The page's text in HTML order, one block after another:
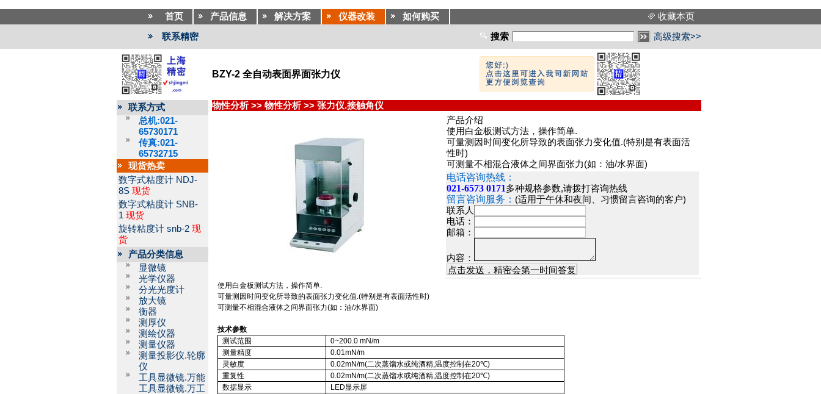
首页 产品信息 解决方案 仪器改装 如何购买 收藏本页
联系精密 搜索 高级搜索>>
BZY-2 全自动表面界面张力仪
联系方式
总机:021-
65730171
传真:021-
65732715
现货热卖
数字式粘度计 NDJ-
8S 现货
数字式粘度计 SNB-
1 现货
旋转粘度计 snb-2 现
货
产品分类信息
显微镜
光学仪器
分光光度计
放大镜
衡器
测厚仪
测绘仪器
测量仪器
测量投影仪.轮廓
仪
工具显微镜.万能
工具显微镜.万工
物性分析 >> 物性分析 >> 张力仪.接触角仪
产品介绍
使用白金板测试方法，操作简单.
可量测因时间变化所导致的表面张力变化值.(特别是有表面活
性时)
可测量不相混合液体之间界面张力(如：油/水界面)
电话咨询热线：
021-6573 0171多种规格参数,请拨打咨询热线
留言咨询服务： (适用于午休和夜间、习惯留言咨询的客户)
联系人
电话：
邮箱：
内容：
使用白金板测试方法，操作简单.
可量测因时间变化所导致的表面张力变化值.(特别是有表面活性时)
可测量不相混合液体之间界面张力(如：油/水界面)
技术参数
测试范围
0~200.0 mN/m
测量精度
0.01mN/m
灵敏度
0.02mN/m(二次蒸馏水或纯酒精,温度控制在20℃)
重复性
0.02mN/m(二次蒸馏水或纯酒精,温度控制在20℃)
数据显示
LED显示屏